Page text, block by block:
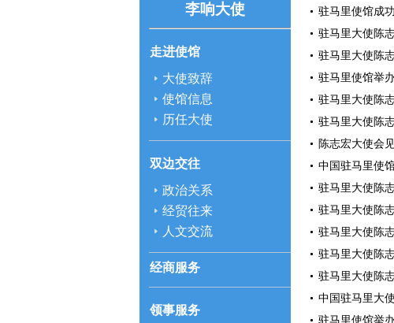
李响大使
走进使馆
大使致辞
使馆信息
历任大使
双边交往
政治关系
经贸往来
人文交流
经商服务
领事服务
驻马里使馆成
驻马里大使陈
驻马里大使陈
驻马里使馆举
驻马里大使陈
驻马里大使陈
陈志宏大使会
中国驻马里使
驻马里大使陈
驻马里大使陈
驻马里大使陈
驻马里大使陈
驻马里大使陈
中国驻马里大
驻马里使馆举